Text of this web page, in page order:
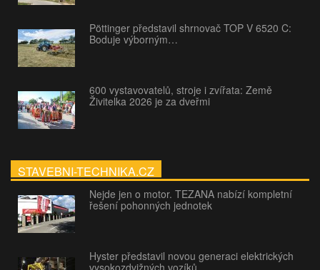
Pöttinger představil shrnovač TOP V 6520 C:
Boduje výborným…
600 vystavovatelů, stroje i zvířata: Země
Živitelka 2026 je za dveřmi
STAVEBNI-TECHNIKA.CZ
Nejde jen o motor. TEZANA nabízí kompletní
řešení pohonných jednotek
Hyster představil novou generaci elektrických